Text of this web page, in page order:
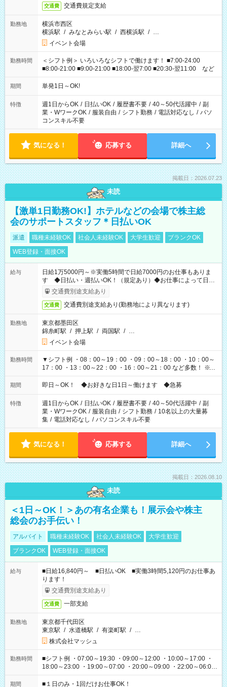
交通費 交通費規定支給
勤務地
横浜市西区
横浜駅 / みなとみらい駅 / 西横浜駅 / …
イベント会場
勤務時間
＜シフト例＞ いろいろなシフトで働けます！ ■7:00-24:00
■8:00-21:00 ■9:00-21:00 ■18:00-翌7:00 ■20:30-翌11:00 など
期間 単発1日～OK!
特徴 週1日からOK / 日払いOK / 履歴書不要 / 40～50代活躍中 / 副
業・WワークOK / 服装自由 / シフト勤務 / 電話対応なし / パソ
コンスキル不要
気になる！ 応募する 詳細へ
掲載日：2026.07.23
未読
【激単1日勤務OK!】ホテルなどの会場で株主総
会のサポートスタッフ＊日払いOK
派遣 職種未経験OK 社会人未経験OK 大学生歓迎
ブランクOK
WEB登録・面接OK
給与
日給1万5000円～※実働5時間で日給7000円のお仕事もありま
す ◆日払い・週払いOK！（規定あり）◆お仕事によって日給
も異なります
交通費別途支給あり
交通費 交通費別途支給あり(勤務地により異なります)
勤務地
東京都墨田区
錦糸町駅 / 押上駅 / 両国駅 / …
イベント会場
勤務時間
▼シフト例 ・08：00～19：00 ・09：00～18：00 ・10：00～
17：00 ・13：00～22：00 ・16：00～21：00 など多数！ ※お
仕事により勤務時間が異なります
期間 即日～OK！ ◆お好きな日1日～働けます ◆急募
特徴 週1日からOK / 日払いOK / 履歴書不要 / 40～50代活躍中 / 副
業・WワークOK / 服装自由 / シフト勤務 / 10名以上の大量募
集 / 電話対応なし / パソコンスキル不要
気になる！ 応募する 詳細へ
掲載日：2026.08.10
未読
＜1日～OK！＞あの有名企業も！展示会や株主
総会のお手伝い！
アルバイト 職種未経験OK 社会人未経験OK
大学生歓迎
ブランクOK
WEB登録・面接OK
給与
■日給16,840円～ ■日払いOK ■実働3時間5,120円のお仕事あ
ります！
交通費別途支給あり
交通費 一部支給
勤務地
東京都千代田区
東京駅 / 水道橋駅 / 有楽町駅 / …
株式会社マッシュ
勤務時間
■シフト例 ・07:00～19:30 ・09:00～12:00 ・10:00～17:00 ・
18:00～23:00 ・19:00～07:00 ・20:00～09:00 ・22:00～06:00
etc ★最短で3時間で5,120円のお仕事から 15時間で2万円近く稼
げるお仕事も！ ご希望のお時間に合わせてご紹介！ ※シフトは
期間 ■１日のみ・1回だけお仕事OK！